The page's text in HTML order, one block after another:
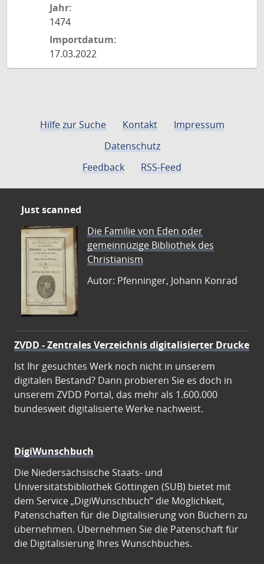
Jahr:
1474
Importdatum:
17.03.2022
Hilfe zur Suche Kontakt
Impressum
Datenschutz
Feedback
RSS-Feed
Just scanned
Die Familie von Eden oder
gemeinnüzige Bibliothek des
Christianism
Autor: Pfenninger, Johann Konrad
ZVDD - Zentrales Verzeichnis digitalisierter Drucke
Ist Ihr gesuchtes Werk noch nicht in unserem
digitalen Bestand? Dann probieren Sie es doch in
unserem ZVDD Portal, das mehr als 1.600.000
bundesweit digitalisierte Werke nachweist.
DigiWunschbuch
Die Niedersächsische Staats- und
Universitätsbibliothek Göttingen (SUB) bietet mit
dem Service „DigiWunschbuch” die Möglichkeit,
Patenschaften für die Digitalisierung von Büchern zu
übernehmen. Übernehmen Sie die Patenschaft für
die Digitalisierung Ihres Wunschbuches.